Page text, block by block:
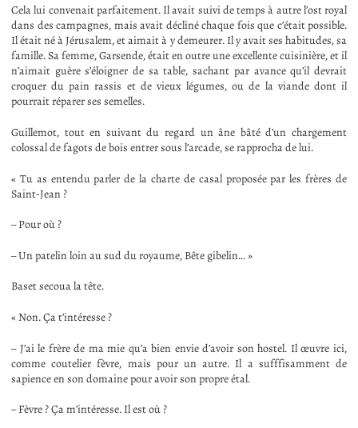
Cela lui convenait parfaitement. Il avait suivi de temps à autre l’ost royal
dans des campagnes, mais avait décliné chaque fois que c’était possible.
Il était né à Jérusalem, et aimait à y demeurer. Il y avait ses habitudes, sa
famille. Sa femme, Garsende, était en outre une excellente cuisinière, et il
n’aimait guère s’éloigner de sa table, sachant par avance qu’il devrait
croquer du pain rassis et de vieux légumes, ou de la viande dont il
pourrait réparer ses semelles.
Guillemot, tout en suivant du regard un âne bâté d’un chargement
colossal de fagots de bois entrer sous l’arcade, se rapprocha de lui.
« Tu as entendu parler de la charte de casal proposée par les frères de
Saint-Jean ?
– Pour où ?
– Un patelin loin au sud du royaume, Bête gibelin… »
Baset secoua la tête.
« Non. Ça t’intéresse ?
– J’ai le frère de ma mie qu’a bien envie d’avoir son hostel. Il œuvre ici,
comme coutelier fèvre, mais pour un autre. Il a sufffisamment de
sapience en son domaine pour avoir son propre étal.
– Fèvre ? Ça m’intéresse. Il est où ?